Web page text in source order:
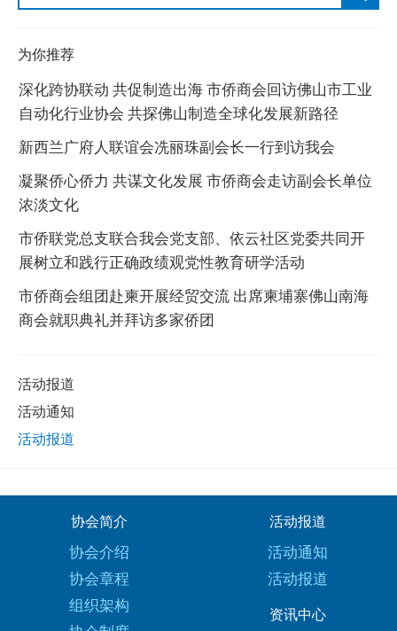
为你推荐
深化跨协联动 共促制造出海 市侨商会回访佛山市工业
自动化行业协会 共探佛山制造全球化发展新路径
新西兰广府人联谊会冼丽珠副会长一行到访我会
凝聚侨心侨力 共谋文化发展 市侨商会走访副会长单位
浓淡文化
市侨联党总支联合我会党支部、依云社区党委共同开
展树立和践行正确政绩观党性教育研学活动
市侨商会组团赴柬开展经贸交流 出席柬埔寨佛山南海
商会就职典礼并拜访多家侨团
活动报道
活动通知
活动报道
协会简介
协会介绍
协会章程
组织架构
活动报道
活动通知
活动报道
资讯中心